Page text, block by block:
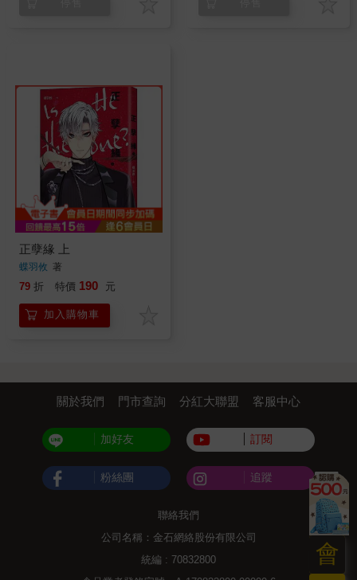
正孽緣 上
蝶羽攸 著
79 折 特價 190 元
加入購物車
會
關於我們 門市查詢 分紅大聯盟 客服中心
加好友 訂閱
粉絲團 追蹤
聯絡我們
公司名稱：金石網絡股份有限公司
統編 : 70832800